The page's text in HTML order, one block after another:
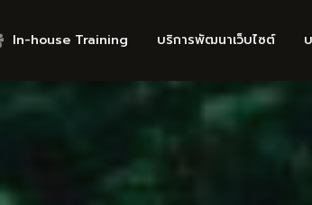
In-house Training บริการพัฒนาเว็บไซต์